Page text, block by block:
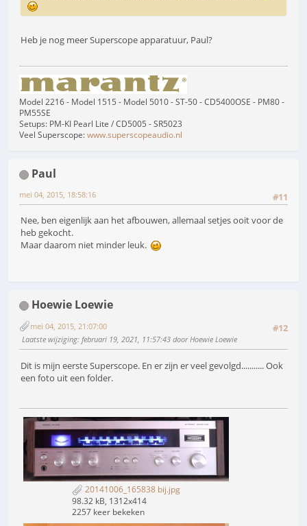
Heb je nog meer Superscope apparatuur, Paul?
Model 2216 - Model 1515 - Model 5010 - ST-50 - CD5400OSE - PM80 -
PM55SE
Setups: PM-KI Pearl Lite / CD5005 - SR5023
Veel Superscope:www.superscopeaudio.nl
Paul
#11
mei 04, 2015, 18:58:16
Nee, ben eigenlijk aan het afbouwen, allemaal setjes ooit voor de
heb gekocht.
Maar daarom niet minder leuk.
Hoewie Loewie
#12
mei 04, 2015, 21:07:00
Laatste wijziging: februari 19, 2021, 11:57:43 door Hoewie Loewie
Dit is mijn eerste Superscope. En er zijn er veel gevolgd........... Ook
een foto uit een folder.
20141006_165838 bij.jpg
98.32 kB, 1312x414
2257 keer bekeken